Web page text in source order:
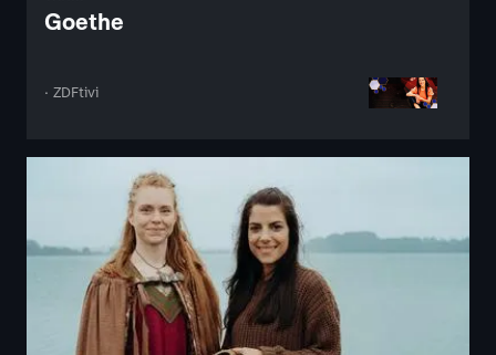
Goethe
· ZDFtivi